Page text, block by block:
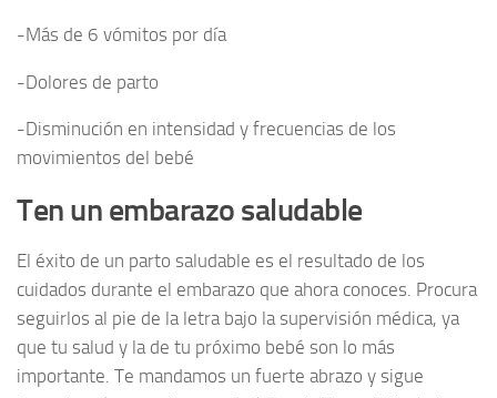
-Más de 6 vómitos por día
-Dolores de parto
-Disminución en intensidad y frecuencias de los
movimientos del bebé
Ten un embarazo saludable
El éxito de un parto saludable es el resultado de los
cuidados durante el embarazo que ahora conoces. Procura
seguirlos al pie de la letra bajo la supervisión médica, ya
que tu salud y la de tu próximo bebé son lo más
importante. Te mandamos un fuerte abrazo y sigue